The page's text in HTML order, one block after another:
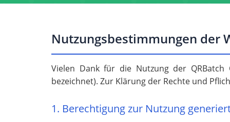
Nutzungsbestimmungen der
Vielen Dank für die Nutzung der QRBatch
bezeichnet). Zur Klärung der Rechte und
1. Berechtigung zur Nutzung